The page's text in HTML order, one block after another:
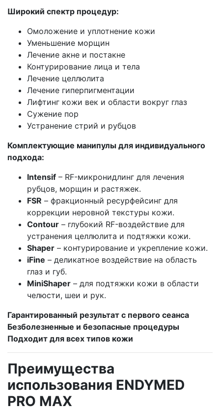
Широкий спектр процедур:
Омоложение и уплотнение кожи
Уменьшение морщин
Лечение акне и постакне
Контурирование лица и тела
Лечение целлюлита
Лечение гиперпигментации
Лифтинг кожи век и области вокруг глаз
Сужение пор
Устранение стрий и рубцов
Комплектующие манипулы для индивидуального
подхода:
Intensif – RF-микронидлинг для лечения
рубцов, морщин и растяжек.
FSR – фракционный ресурфейсинг для
коррекции неровной текстуры кожи.
Contour – глубокий RF-воздействие для
устранения целлюлита и подтяжки кожи.
Shaper – контурирование и укрепление кожи.
iFine – деликатное воздействие на область
глаз и губ.
MiniShaper – для подтяжки кожи в области
челюсти, шеи и рук.
Гарантированный результат с первого сеанса
Безболезненные и безопасные процедуры
Подходит для всех типов кожи
Преимущества
использования ENDYMED
PRO MAX